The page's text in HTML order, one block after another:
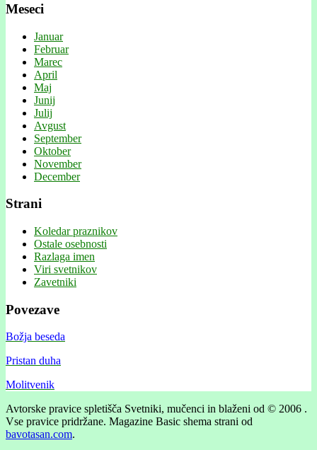
Meseci
Januar
Februar
Marec
April
Maj
Junij
Julij
Avgust
September
Oktober
November
December
Strani
Koledar praznikov
Ostale osebnosti
Razlaga imen
Viri svetnikov
Zavetniki
Povezave
Božja beseda
Pristan duha
Molitvenik
Avtorske pravice spletišča Svetniki, mučenci in blaženi od © 2006 .
Vse pravice pridržane. Magazine Basic shema strani od
bavotasan.com.